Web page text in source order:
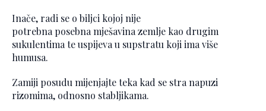
Inače, radi se o biljci kojoj nije
potrebna posebna mješavina zemlje kao drugim
sukulentima te uspijeva u supstratu koji ima više
humusa.
Zamiji posudu mijenjajte teka kad se stra napuzi
rizomima, odnosno stabljikama.